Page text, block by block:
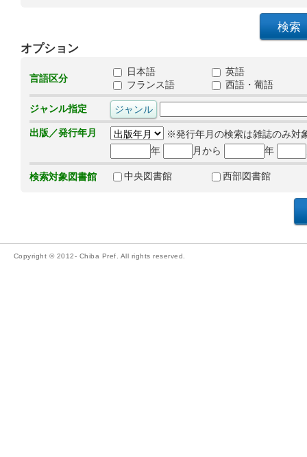
オプション
言語区分
日本語
英語
フランス語
西語・葡語
ジャンル指定
出版／発行年月
※発行年月の検索は雑誌のみ対
年
月から 年
検索対象図書館 中央図書館 西部図書館
Copyright © 2012- Chiba Pref. All rights reserved.